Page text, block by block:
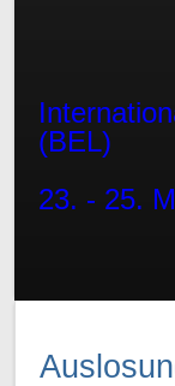
(BEL)
23. - 25.